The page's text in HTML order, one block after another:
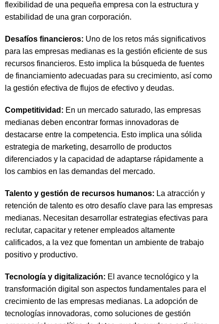
flexibilidad de una pequeña empresa con la estructura y
estabilidad de una gran corporación.
Desafíos financieros: Uno de los retos más significativos
para las empresas medianas es la gestión eficiente de sus
recursos financieros. Esto implica la búsqueda de fuentes
de financiamiento adecuadas para su crecimiento, así como
la gestión efectiva de flujos de efectivo y deudas.
Competitividad: En un mercado saturado, las empresas
medianas deben encontrar formas innovadoras de
destacarse entre la competencia. Esto implica una sólida
estrategia de marketing, desarrollo de productos
diferenciados y la capacidad de adaptarse rápidamente a
los cambios en las demandas del mercado.
Talento y gestión de recursos humanos: La atracción y
retención de talento es otro desafío clave para las empresas
medianas. Necesitan desarrollar estrategias efectivas para
reclutar, capacitar y retener empleados altamente
calificados, a la vez que fomentan un ambiente de trabajo
positivo y productivo.
Tecnología y digitalización: El avance tecnológico y la
transformación digital son aspectos fundamentales para el
crecimiento de las empresas medianas. La adopción de
tecnologías innovadoras, como soluciones de gestión